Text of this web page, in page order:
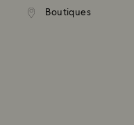
Accesskeys list
Boutiques
standard gratuite pour
supérieure à 99 EUR